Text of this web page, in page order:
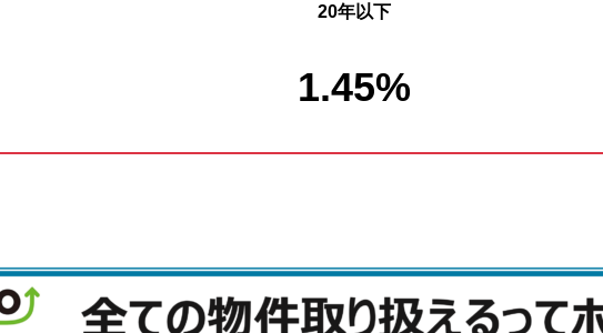
20年以下
1.45%